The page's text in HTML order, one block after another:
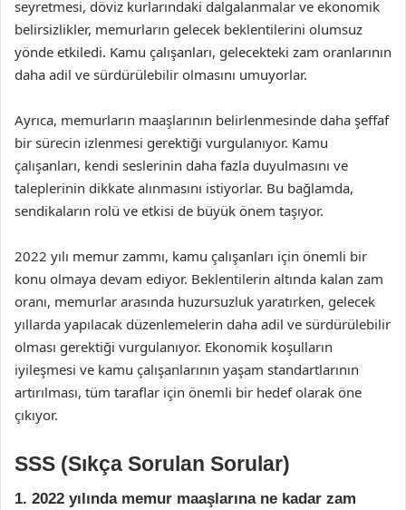
seyretmesi, döviz kurlarındaki dalgalanmalar ve ekonomik
belirsizlikler, memurların gelecek beklentilerini olumsuz
yönde etkiledi. Kamu çalışanları, gelecekteki zam oranlarının
daha adil ve sürdürülebilir olmasını umuyorlar.
Ayrıca, memurların maaşlarının belirlenmesinde daha şeffaf
bir sürecin izlenmesi gerektiği vurgulanıyor. Kamu
çalışanları, kendi seslerinin daha fazla duyulmasını ve
taleplerinin dikkate alınmasını istiyorlar. Bu bağlamda,
sendikaların rolü ve etkisi de büyük önem taşıyor.
2022 yılı memur zammı, kamu çalışanları için önemli bir
konu olmaya devam ediyor. Beklentilerin altında kalan zam
oranı, memurlar arasında huzursuzluk yaratırken, gelecek
yıllarda yapılacak düzenlemelerin daha adil ve sürdürülebilir
olması gerektiği vurgulanıyor. Ekonomik koşulların
iyileşmesi ve kamu çalışanlarının yaşam standartlarının
artırılması, tüm taraflar için önemli bir hedef olarak öne
çıkıyor.
SSS (Sıkça Sorulan Sorular)
1. 2022 yılında memur maaşlarına ne kadar zam